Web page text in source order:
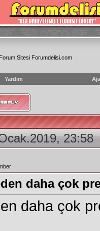
Sitesi Forumdelisi.com
Yardım
23:58
daha çok
daha çok